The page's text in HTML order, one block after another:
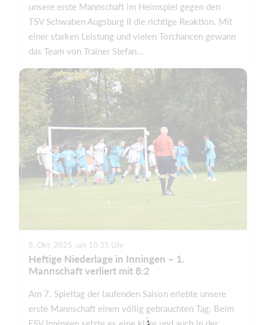
unsere erste Mannschaft im Heimspiel gegen den
TSV Schwaben Augsburg II die richtige Reaktion. Mit
einer starken Leistung und vielen Torchancen gewann
das Team von Trainer Stefan...
8. Okt. 2025, um 10.35 Uhr
Heftige Niederlage in Inningen – 1.
Mannschaft verliert mit 8:2
Am 7. Spieltag der laufenden Saison erlebte unsere
erste Mannschaft einen völlig gebrauchten Tag. Beim